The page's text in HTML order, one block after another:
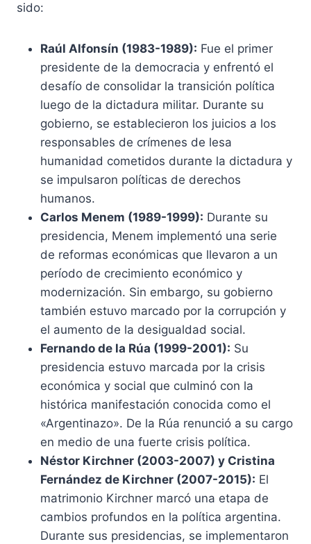
sido:
Raúl Alfonsín (1983-1989): Fue el primer
presidente de la democracia y enfrentó el
desafío de consolidar la transición política
luego de la dictadura militar. Durante su
gobierno, se establecieron los juicios a los
responsables de crímenes de lesa
humanidad cometidos durante la dictadura y
se impulsaron políticas de derechos
humanos.
Carlos Menem (1989-1999): Durante su
presidencia, Menem implementó una serie
de reformas económicas que llevaron a un
período de crecimiento económico y
modernización. Sin embargo, su gobierno
también estuvo marcado por la corrupción y
el aumento de la desigualdad social.
Fernando de la Rúa (1999-2001): Su
presidencia estuvo marcada por la crisis
económica y social que culminó con la
histórica manifestación conocida como el
«Argentinazo». De la Rúa renunció a su cargo
en medio de una fuerte crisis política.
Néstor Kirchner (2003-2007) y Cristina
Fernández de Kirchner (2007-2015): El
matrimonio Kirchner marcó una etapa de
cambios profundos en la política argentina.
Durante sus presidencias, se implementaron